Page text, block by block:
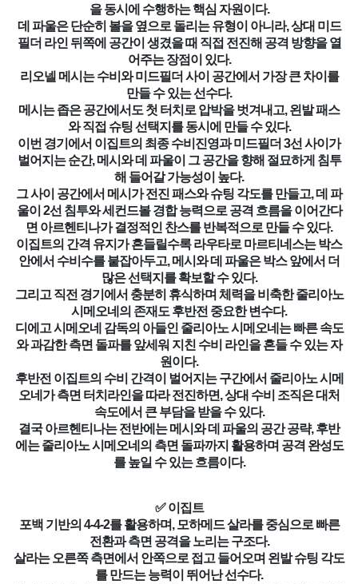
을 동시에 수행하는 핵심 자원이다.
데 파울은 단순히 볼을 옆으로 돌리는 유형이 아니라, 상대 미드
필더 라인 뒤쪽에 공간이 생겼을 때 직접 전진해 공격 방향을 열
어주는 장점이 있다.
리오넬 메시는 수비와 미드필더 사이 공간에서 가장 큰 차이를
만들 수 있는 선수다.
메시는 좁은 공간에서도 첫 터치로 압박을 벗겨내고, 왼발 패스
와 직접 슈팅 선택지를 동시에 만들 수 있다.
이번 경기에서 이집트의 최종 수비진영과 미드필더 3선 사이가
벌어지는 순간, 메시와 데 파울이 그 공간을 향해 절묘하게 침투
해 들어갈 가능성이 높다.
그 사이 공간에서 메시가 전진 패스와 슈팅 각도를 만들고, 데 파
울이 2선 침투와 세컨드볼 경합 능력으로 공격 흐름을 이어간다
면 아르헨티나가 결정적인 찬스를 반복적으로 만들 수 있다.
이집트의 간격 유지가 흔들릴수록 라우타로 마르티네스는 박스
안에서 수비수를 붙잡아두고, 메시와 데 파울은 박스 앞에서 더
많은 선택지를 확보할 수 있다.
그리고 직전 경기에서 충분히 휴식하며 체력을 비축한 줄리아노
시메오네의 존재도 후반전 중요한 변수다.
디에고 시메오네 감독의 아들인 줄리아노 시메오네는 빠른 속도
와 과감한 측면 돌파를 앞세워 지친 수비 라인을 흔들 수 있는 자
원이다.
후반전 이집트의 수비 간격이 벌어지는 구간에서 줄리아노 시메
오네가 측면 터치라인을 따라 전진하면, 상대 수비 조직은 대처
속도에서 큰 부담을 받을 수 있다.
결국 아르헨티나는 전반에는 메시와 데 파울의 공간 공략, 후반
에는 줄리아노 시메오네의 측면 돌파까지 활용하며 공격 완성도
를 높일 수 있는 흐름이다.
✅ 이집트
포백 기반의 4-4-2를 활용하며, 모하메드 살라를 중심으로 빠른
전환과 측면 공격을 노리는 구조다.
살라는 오른쪽 측면에서 안쪽으로 접고 들어오며 왼발 슈팅 각도
를 만드는 능력이 뛰어난 선수다.